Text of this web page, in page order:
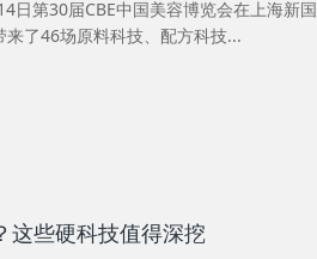
日第30届CBE中国美容博览会在上海新国
了46场原料科技、配方科技...
这些硬科技值得深挖